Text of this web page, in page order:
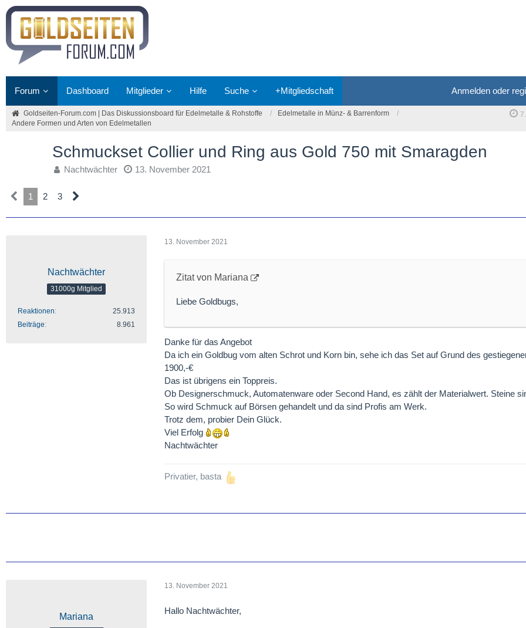
Forum Dashboard Mitglieder Hilfe Suche +Mitgliedschaft Anmelden oder
Goldseiten-Forum.com | Das Diskussionsboard für Edelmetalle & Rohstoffe
Edelmetalle in Münz- & Barrenform
Andere Formen und Arten von Edelmetallen
Schmuckset Collier und Ring aus Gold 750 mit Smaragden
Nachtwächter 13. November 2021
1 2 3
Nachtwächter
31000g Mitglied
Reaktionen
25.913
Beiträge
8.961
13. November 2021
Zitat von Mariana
Liebe Goldbugs,
Danke für das Angebot
Da ich ein Goldbug vom alten Schrot und Korn bin, sehe ich das Set auf Grund des
1900,-€
Das ist übrigens ein Toppreis.
Ob Designerschmuck, Automatenware oder Second Hand, es zählt der Materialwert. Steine
So wird Schmuck auf Börsen gehandelt und da sind Profis am Werk.
Trotz dem, probier Dein Glück.
Viel Erfolg
Nachtwächter
Privatier, basta
Mariana
13. November 2021
Hallo Nachtwächter,